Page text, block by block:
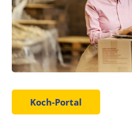
Koch-Portal